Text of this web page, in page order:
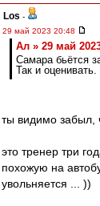
Los -
29 май 2023 20:48
Ал » 29 май
Самара бьётся
Так и оценивать.
ты видимо забыл,
это тренер три
похожую на
увольняется ... ))